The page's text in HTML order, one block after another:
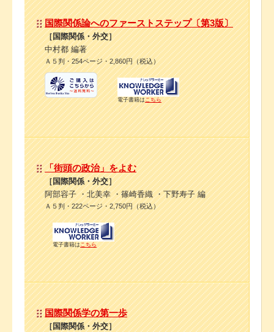
国際関係論へのファーストステップ〔第3版〕
［国際関係・外交］
中村都 編著
Ａ５判・254ページ・2,860円（税込）
電子書籍はこちら
「街頭の政治」をよむ
［国際関係・外交］
阿部容子 ・北美幸 ・篠崎香織 ・下野寿子 編
Ａ５判・222ページ・2,750円（税込）
電子書籍は こちら
国際関係学の第一歩
［国際関係・外交］